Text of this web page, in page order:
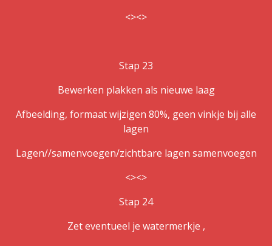
<><>
Stap 23
Bewerken plakken als nieuwe laag
Afbeelding, formaat wijzigen 80%, geen vinkje bij alle
lagen
Lagen//samenvoegen/zichtbare lagen samenvoegen
<><>
Stap 24
Zet eventueel je watermerkje ,